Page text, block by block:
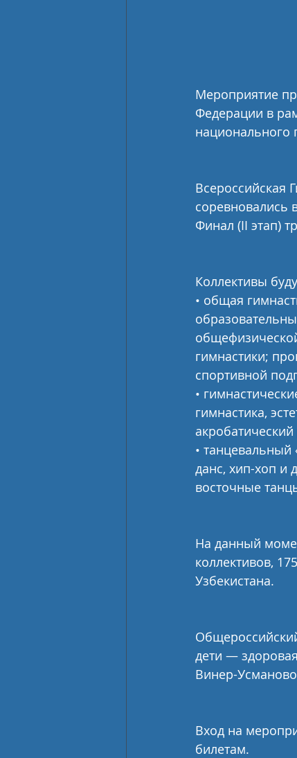
Мероприятие
Федерации в
национального
Всероссийская
соревновались
Финал (II этап)
Коллективы
• общая
гимнастики;
спортивной
•
гимнастика,
•
данc, хип-хоп и
восточные
На данный
коллективов,
Узбекистана.
дети —
Винер-
Вход на
билетам.